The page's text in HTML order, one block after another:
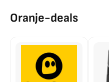
Oranje-deals